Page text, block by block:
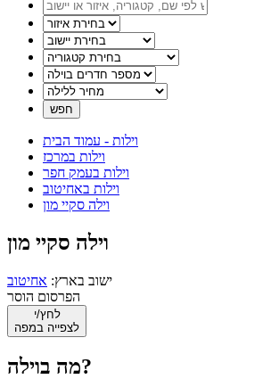
וילות - עמוד הבית
וילות במרכז
וילות בעמק חפר
וילות באחיטוב
וילה סקיי מון
וילה סקיי מון
ישוב בארץ: אחיטוב
הפרסום הוסר
לחץ/י
לצפייה במפה
מה בוילה?